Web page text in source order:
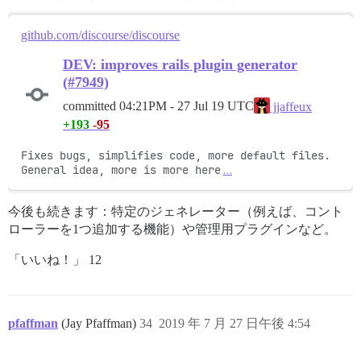
github.com/discourse/discourse
DEV: improves rails plugin generator
(#7949)
committed 04:21PM - 27 Jul 19 UTC
jjaffeux
+193 -95
Fixes bugs, simplifies code, more default files.
General idea, more is more here …
今後も続きます：特定のジェネレーター（例えば、コント
ローラーを1つ追加する機能）や管理用プラグインなど。
「いいね！」 12
pfaffman (Jay Pfaffman) 2019 年 7 月 27 日午後 4:54
34